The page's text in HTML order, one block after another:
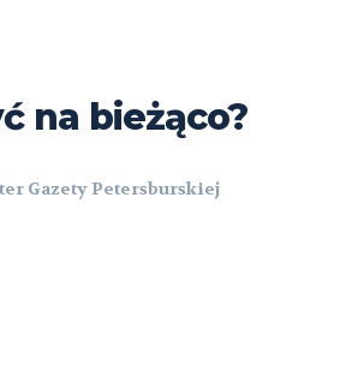
na bieżąco?
Gazety Petersburskiej